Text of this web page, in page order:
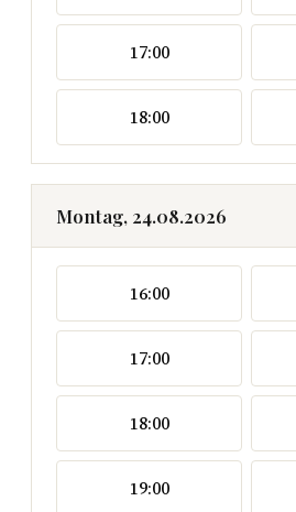
17:00
18:00
Montag, 24.08.2026
16:00
17:00
18:00
19:00